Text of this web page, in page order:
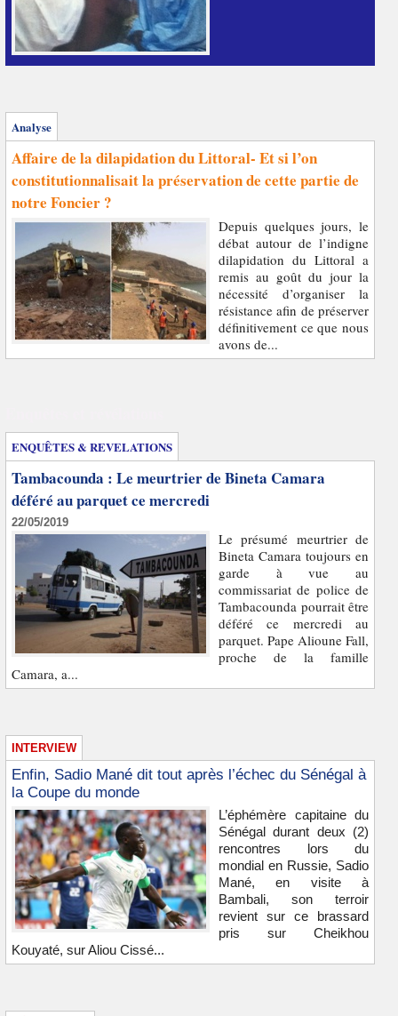
Analyse
Affaire de la dilapidation du Littoral- Et si l’on
constitutionnalisait la préservation de cette partie de
notre Foncier ?
Depuis quelques jours, le
débat autour de l’indigne
dilapidation du Littoral a
remis au goût du jour la
nécessité d’organiser la
résistance afin de préserver
définitivement ce que nous
avons de...
ENQUÊTES & REVELATIONS
Tambacounda : Le meurtrier de Bineta Camara
déféré au parquet ce mercredi
22/05/2019
Le présumé meurtrier de
Bineta Camara toujours en
garde à vue au
commissariat de police de
Tambacounda pourrait être
déféré ce mercredi au
parquet. Pape Alioune Fall,
proche de la famille
Camara, a...
INTERVIEW
Enfin, Sadio Mané dit tout après l’échec du Sénégal à
la Coupe du monde
L’éphémère capitaine du
Sénégal durant deux (2)
rencontres lors du
mondial en Russie, Sadio
Mané, en visite à
Bambali, son terroir
revient sur ce brassard
pris sur Cheikhou
Kouyaté, sur Aliou Cissé...